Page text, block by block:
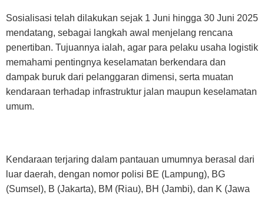
Sosialisasi telah dilakukan sejak 1 Juni hingga 30 Juni 2025
mendatang, sebagai langkah awal menjelang rencana
penertiban. Tujuannya ialah, agar para pelaku usaha logistik
memahami pentingnya keselamatan berkendara dan
dampak buruk dari pelanggaran dimensi, serta muatan
kendaraan terhadap infrastruktur jalan maupun keselamatan
umum.
Kendaraan terjaring dalam pantauan umumnya berasal dari
luar daerah, dengan nomor polisi BE (Lampung), BG
(Sumsel), B (Jakarta), BM (Riau), BH (Jambi), dan K (Jawa